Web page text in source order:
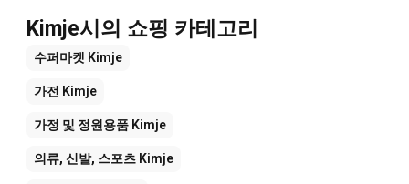
Kimje시의 쇼핑 카테고리
수퍼마켓 Kimje
가전 Kimje
가정 및 정원용품 Kimje
의류, 신발, 스포츠 Kimje